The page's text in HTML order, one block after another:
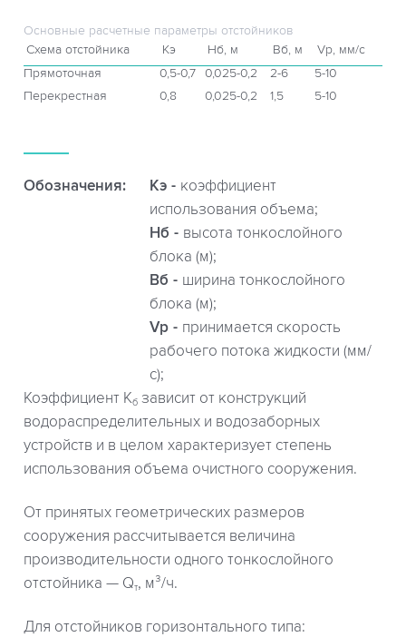
Основные расчетные параметры отстойников
Схема отстойника
Кэ Hб, м Bб, м
Vр, мм/с
Прямоточная
0,5-0,7 0,025-0,2 2-6
5-10
Перекрестная
0,8 0,025-0,2 1,5 5-10
Обозначения: Кэ
коэффициент
использования объема;
Hб
высота тонкослойного
блока (м);
Bб
ширина тонкослойного
блока (м);
Vр
принимается скорость
рабочего потока жидкости (мм/
с);
Коэффициент Кб зависит от конструкций
водораспределительных и водозаборных
устройств и в целом характеризует степень
использования объема очистного сооружения.
От принятых геометрических размеров
сооружения рассчитывается величина
производительности одного тонкослойного
отстойника — Qт, м³/ч.
Для отстойников горизонтального типа: